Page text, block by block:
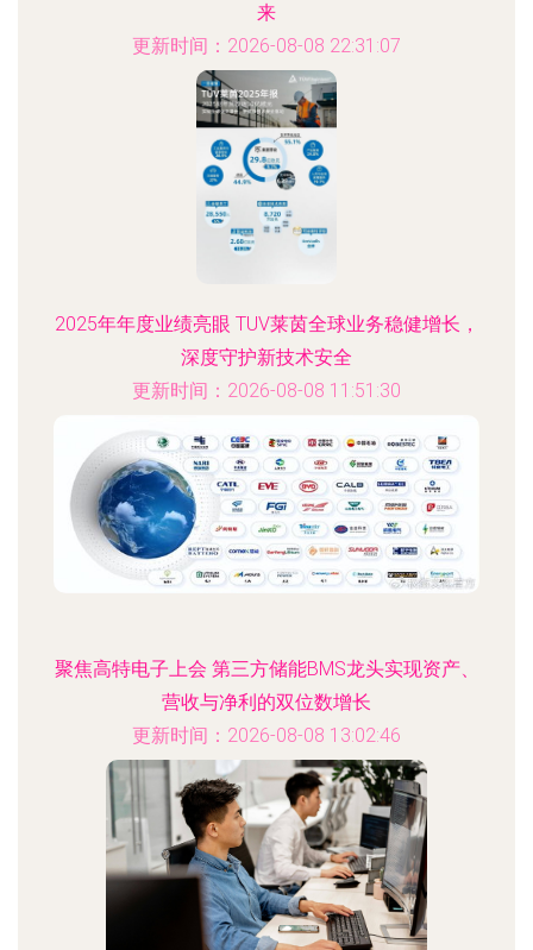
来
更新时间：2026-08-08 22:31:07
2025年年度业绩亮眼 TUV莱茵全球业务稳健增长，
深度守护新技术安全
更新时间：2026-08-08 11:51:30
聚焦高特电子上会 第三方储能BMS龙头实现资产、
营收与净利的双位数增长
更新时间：2026-08-08 13:02:46